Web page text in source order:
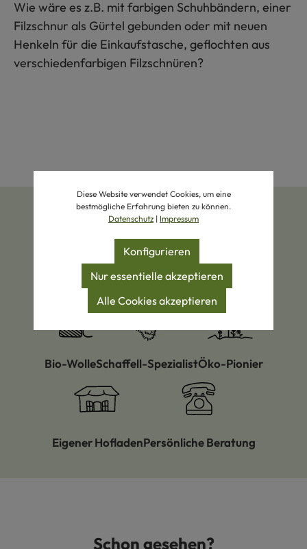
Wie wäre es z.B. mit farbigen Schuhbändern, einer
Filzschnur als Gürtel gebunden oder mit neuen
Henkeln für die Einkaufstasche, geflochten aus
verschiedenfarbigen Filzschnüren?
Zertifizierte ProdukteEigene Manufakturen
Bio-WolleSchaffell-SpezialistÖko-Pionier
Eigener HofladenPersönliche Beratung
Produktgalerie überspringenSchon gesehen?
Diese Website verwendet Cookies, um eine
bestmögliche Erfahrung bieten zu können.
Datenschutz | Impressum
Nur essentielle akzeptieren
Konfigurieren
Alle Cookies akzeptieren